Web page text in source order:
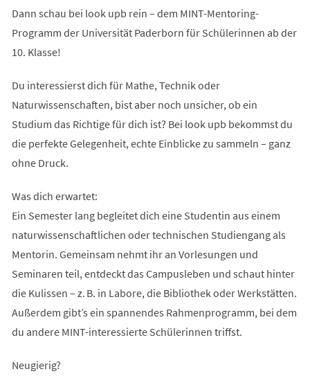
Dann schau bei look upb rein – dem MINT-Mentoring-
Programm der Universität Paderborn für Schülerinnen ab der
10. Klasse!
Du interessierst dich für Mathe, Technik oder
Naturwissenschaften, bist aber noch unsicher, ob ein
Studium das Richtige für dich ist? Bei look upb bekommst du
die perfekte Gelegenheit, echte Einblicke zu sammeln – ganz
ohne Druck.
Was dich erwartet:
Ein Semester lang begleitet dich eine Studentin aus einem
naturwissenschaftlichen oder technischen Studiengang als
Mentorin. Gemeinsam nehmt ihr an Vorlesungen und
Seminaren teil, entdeckt das Campusleben und schaut hinter
die Kulissen – z. B. in Labore, die Bibliothek oder Werkstätten.
Außerdem gibt’s ein spannendes Rahmenprogramm, bei dem
du andere MINT-interessierte Schülerinnen triffst.
Neugierig?